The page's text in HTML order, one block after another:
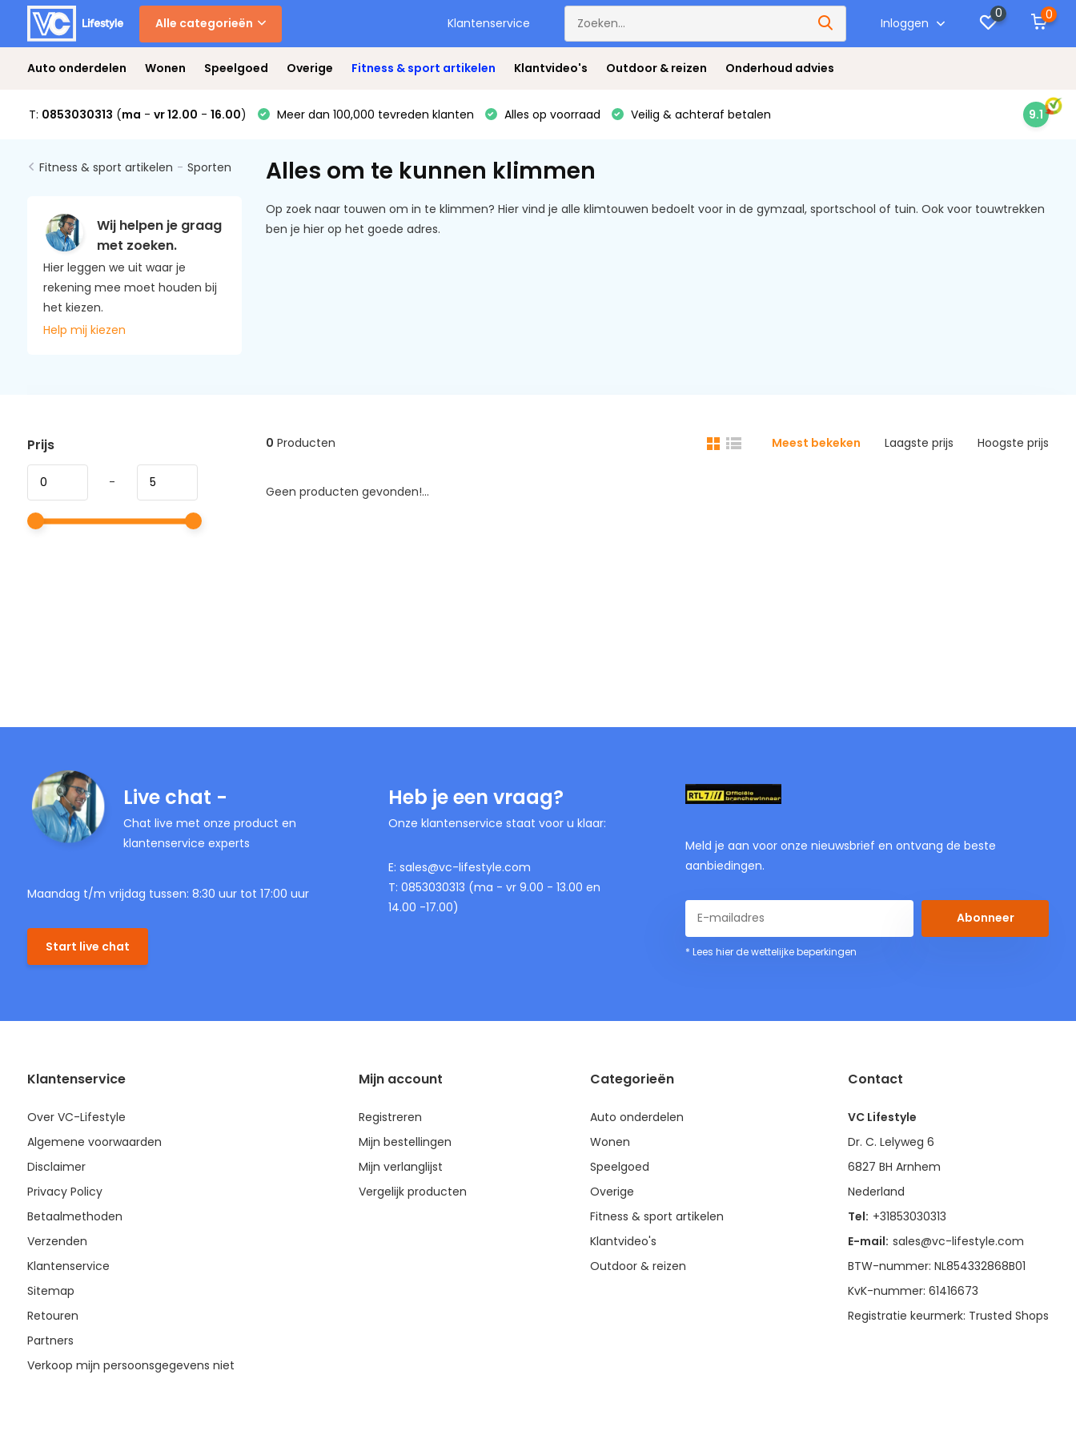
Alle categorieën Klantenservice Inloggen
0 0
Auto onderdelen Wonen Speelgoed Overige Fitness & sport artikelen Klantvideo's Outdoor & reizen Onderhoud advies
T: 0853030313 (ma - vr 12.00 - 16.00) Meer dan 100,000 tevreden klanten Alles op voorraad Veilig & achteraf betalen 9.1
Fitness & sport artikelen - Sporten
Wij helpen je graag
met zoeken.
Hier leggen we uit waar je
rekening mee moet houden bij
het kiezen.
Help mij kiezen
Alles om te kunnen klimmen
Op zoek naar touwen om in te klimmen? Hier vind je alle klimtouwen bedoelt voor in de gymzaal, sportschool of tuin. Ook voor touwtrekken
ben je hier op het goede adres.
Prijs
-
0 Producten Meest bekeken Laagste prijs Hoogste prijs
Geen producten gevonden!...
Live chat -
Chat live met onze product en
klantenservice experts
Maandag t/m vrijdag tussen: 8:30 uur tot 17:00 uur
Start live chat
Heb je een vraag?
Onze klantenservice staat voor u klaar:
E: sales@vc-lifestyle.com
T: 0853030313 (ma - vr 9.00 - 13.00 en
14.00 -17.00)
Meld je aan voor onze nieuwsbrief en ontvang de beste
aanbiedingen.
Abonneer
* Lees hier de wettelijke beperkingen
Klantenservice
Over VC-Lifestyle
Algemene voorwaarden
Disclaimer
Privacy Policy
Betaalmethoden
Verzenden
Klantenservice
Sitemap
Retouren
Partners
Verkoop mijn persoonsgegevens niet
Mijn account
Registreren
Mijn bestellingen
Mijn verlanglijst
Vergelijk producten
Categorieën
Auto onderdelen
Wonen
Speelgoed
Overige
Fitness & sport artikelen
Klantvideo's
Outdoor & reizen
Contact
VC Lifestyle
Dr. C. Lelyweg 6
6827 BH Arnhem
Nederland
Tel: +31853030313
E-mail: sales@vc-lifestyle.com
BTW-nummer: NL854332868B01
KvK-nummer: 61416673
Registratie keurmerk: Trusted Shops